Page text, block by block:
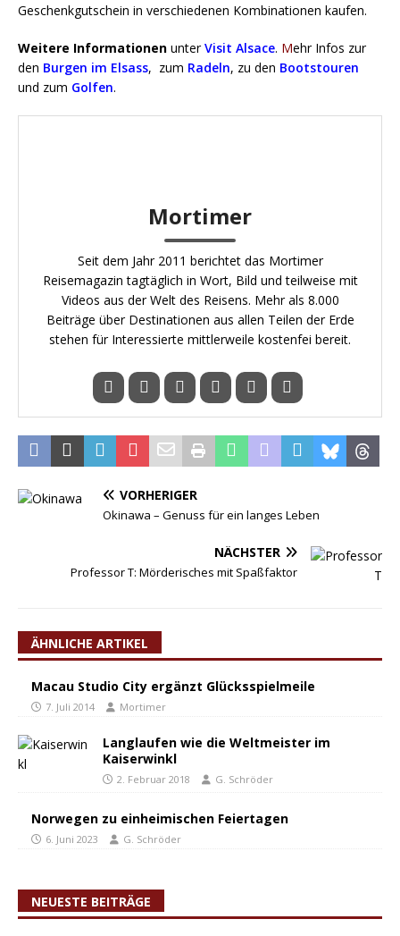
Geschenkgutschein in verschiedenen Kombinationen kaufen.
Weitere Informationen unter Visit Alsace. Mehr Infos zur
den Burgen im Elsass, zum Radeln, zu den Bootstouren
und zum Golfen.
Mortimer
Seit dem Jahr 2011 berichtet das Mortimer
Reisemagazin tagtäglich in Wort, Bild und teilweise mit
Videos aus der Welt des Reisens. Mehr als 8.000
Beiträge über Destinationen aus allen Teilen der Erde
stehen für Interessierte mittlerweile kostenfei bereit.
VORHERIGER
Okinawa – Genuss für ein langes Leben
NÄCHSTER
Professor T: Mörderisches mit Spaßfaktor
ÄHNLICHE ARTIKEL
Macau Studio City ergänzt Glücksspielmeile
7. Juli 2014 Mortimer
Langlaufen wie die Weltmeister im
Kaiserwinkl
2. Februar 2018 G. Schröder
Norwegen zu einheimischen Feiertagen
6. Juni 2023 G. Schröder
NEUESTE BEITRÄGE